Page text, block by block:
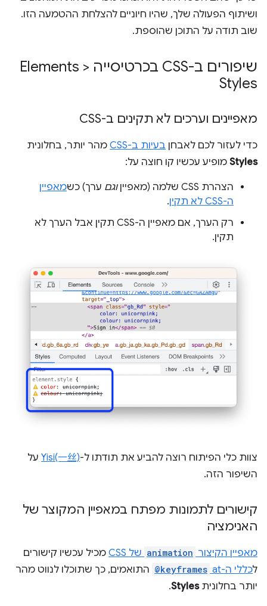
ושיתוף הפעולה שלך, שהיו חיוניים להצלחת ההטמעה הזו.
שוב תודה על התוכן שהוספת.
שיפורים ב-CSS בכרטיסייה Elements >
Styles
מאפיינים וערכים לא תקינים ב-CSS
כדי לעזור לכם לאבחן בעיות ב-CSS
מהר יותר, בחלונית
Styles מופיע עכשיו קו חוצה על:
הצהרת CSS שלמה (מאפיין וגם ערך) כשמאפיין
ה-CSS לא תקין
.
רק הערך, אם מאפיין ה-CSS תקין אבל הערך לא
תקין.
צוות כלי הפיתוח רוצה להביע את תודתו ל-Yisi(一丝) על
השיפור הזה.
קישורים לתמונות מפתח במאפיין המקוצר של
האנימציה
מאפיין הקיצור animation של CSS
מכיל עכשיו קישורים
לכללי ה-at @keyframes התואמים, כך שתוכלו לנווט מהר
יותר בחלוניתStyles
.